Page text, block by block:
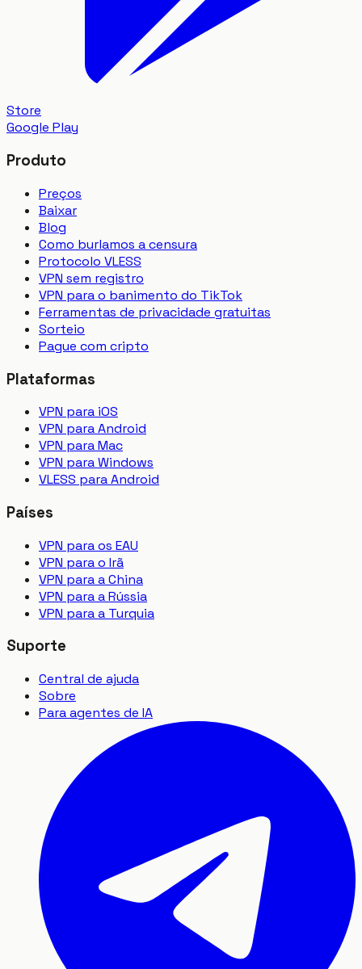
Store
Google Play
Produto
Preços
Baixar
Blog
Como burlamos a censura
Protocolo VLESS
VPN sem registro
VPN para o banimento do TikTok
Ferramentas de privacidade gratuitas
Sorteio
Pague com cripto
Plataformas
VPN para iOS
VPN para Android
VPN para Mac
VPN para Windows
VLESS para Android
Países
VPN para os EAU
VPN para o Irã
VPN para a China
VPN para a Rússia
VPN para a Turquia
Suporte
Central de ajuda
Sobre
Para agentes de IA